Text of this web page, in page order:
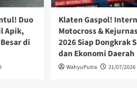
Duo
Apik,
di
Klaten Gaspol!
Motocross &
2026 Siap Dongkrak
dan Ekonomi Daerah
WahyuPutra 31/07/2026